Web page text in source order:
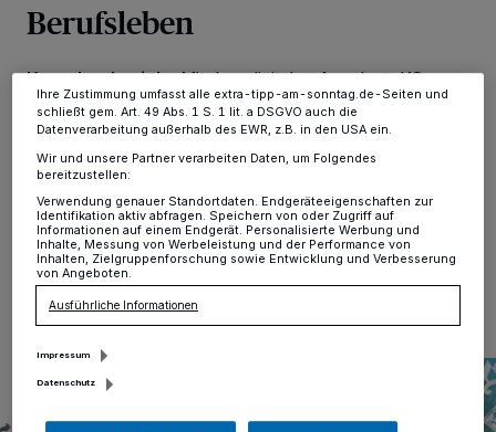
Berufsleben
Korschenbroich·Mit dem digitalen Angebot „KO-
PASS: Korschenbroich – Praktikum / Ausbildung /
Studium / Start“ erleichtert die Stadt Korschenbroich
Berufsleben.
13.04.2026 , 09:24 Uhr Eine Minute Lesezeit
ändern oder Ihre Einwilligung zu widerrufen, indem Sie auf den Link
Einstellungen oder Ablehnen am unteren Rand der Webseite klicken.
Ihre Zustimmung umfasst alle extra-tipp-am-sonntag.de-Seiten und
schließt gem. Art. 49 Abs. 1 S. 1 lit. a DSGVO auch die
Datenverarbeitung außerhalb des EWR, z.B. in den USA ein.
Wir und unsere Partner verarbeiten Daten, um Folgendes
bereitzustellen:
Verwendung genauer Standortdaten. Endgeräteeigenschaften zur
Identifikation aktiv abfragen. Speichern von oder Zugriff auf
Informationen auf einem Endgerät. Personalisierte Werbung und
Inhalte, Messung von Werbeleistung und der Performance von
Inhalten, Zielgruppenforschung sowie Entwicklung und Verbesserung
von Angeboten.
Ausführliche Informationen
Impressum
Datenschutz